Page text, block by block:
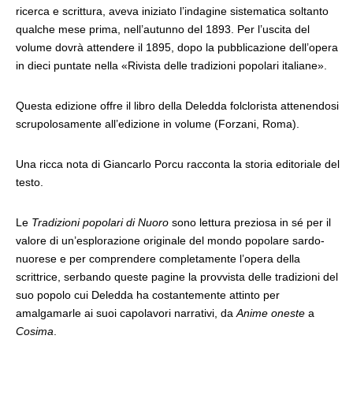
ricerca e scrittura, aveva iniziato l’indagine sistematica soltanto
qualche mese prima, nell’autunno del 1893. Per l’uscita del
volume dovrà attendere il 1895, dopo la pubblicazione dell’opera
in dieci puntate nella «Rivista delle tradizioni popolari italiane».
Questa edizione offre il libro della Deledda folclorista attenendosi
scrupolosamente all’edizione in volume (Forzani, Roma).
Una ricca nota di Giancarlo Porcu racconta la storia editoriale del
testo.
Le Tradizioni popolari di Nuoro sono lettura preziosa in sé per il
valore di un’esplorazione originale del mondo popolare sardo-
nuorese e per comprendere completamente l’opera della
scrittrice, serbando queste pagine la provvista delle tradizioni del
suo popolo cui Deledda ha costantemente attinto per
amalgamarle ai suoi capolavori narrativi, da Anime oneste a
Cosima